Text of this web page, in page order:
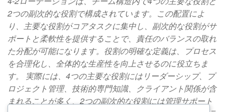
2つの副次的な役割で構成されています。この配置によ
り、主要な役割がコアタスクに集中し、副次的な役割がサ
ポートと柔軟性を提供することで、責任のバランスの取れ
た分配が可能になります。役割の明確な定義は、プロセス
を合理化し、全体的な生産性を向上させるのに役立ちま
す。 実際には、4つの主要な役割にはリーダーシップ、プ
ロジェクト管理、技術的専門知識、クライアント関係が含
まれることが多く、2つの副次的な役割には管理サポート